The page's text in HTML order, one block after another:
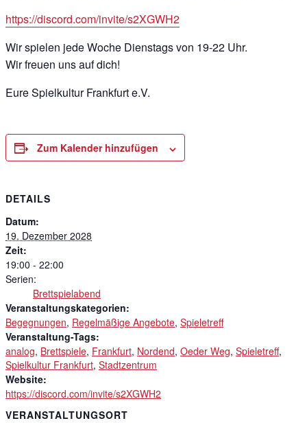
https://discord.com/invite/s2XGWH2
Wir spielen jede Woche Dienstags von 19-22 Uhr.
Wir freuen uns auf dich!
Eure Spielkultur Frankfurt e.V.
Zum Kalender hinzufügen
DETAILS
Datum:
19. Dezember 2028
Zeit:
19:00 - 22:00
Serien:
Brettspielabend
Veranstaltungskategorien:
Begegnungen, Regelmäßige Angebote, Spieletreff
Veranstaltung-Tags:
analog, Brettspiele, Frankfurt, Nordend, Oeder Weg, Spieletreff,
Spielkultur Frankfurt, Stadtzentrum
Website:
https://discord.com/invite/s2XGWH2
VERANSTALTUNGSORT